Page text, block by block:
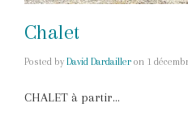
Chalet
Posted by David Dardailler on 1
CHALET à partir…